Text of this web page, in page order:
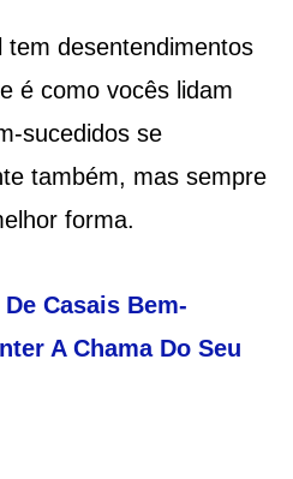
tem desentendimentos
é como vocês lidam
sucedidos se
também, mas sempre
forma.
Casais Bem-
A Chama Do Seu